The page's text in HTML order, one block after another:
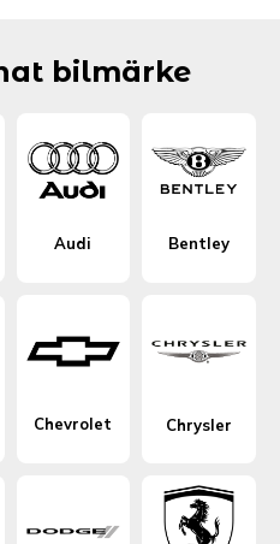
bilmärke
Audi Bentley
Chevrolet Chrysler